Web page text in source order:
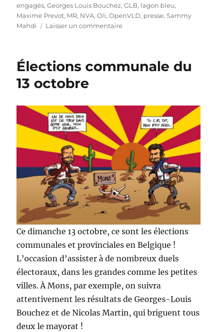
engagés,Georges Louis Bouchez,GLB, lagon bleu,
Maxime Prevot, MR, NVA,Oli,OpenVLD, presse,Sammy
Mahdi
Laisser un commentairesur
Élections communale du
13 octobre
Ce dimanche 13 octobre, ce sont les élections
communales et provinciales en Belgique !
L’occasion d’assister à de nombreux duels
électoraux, dans les grandes comme les petites
villes. À Mons, par exemple, on suivra
attentivement les résultats de Georges-Louis
Bouchez et de Nicolas Martin, qui briguent tous
deux le mayorat !